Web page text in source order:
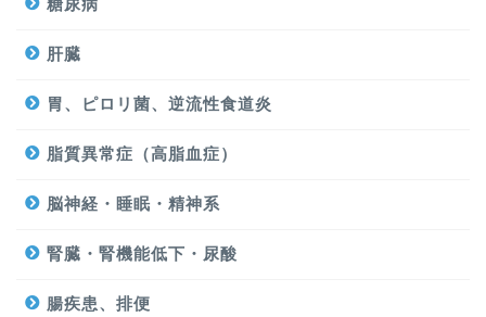
肝臓
胃、ピロリ菌、逆流性食道炎
脂質異常症（高脂血症）
脳神経・睡眠・精神系
腎臓・腎機能低下・尿酸
腸疾患、排便